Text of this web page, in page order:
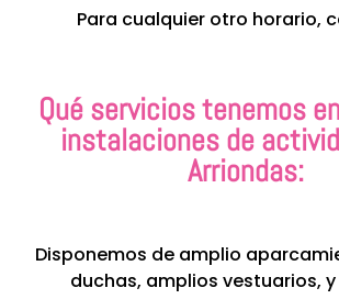
Para cualquier otro horario,
Qué servicios tenemos
instalaciones de
Arriondas:
Disponemos de amplio
duchas, amplios vestuarios,